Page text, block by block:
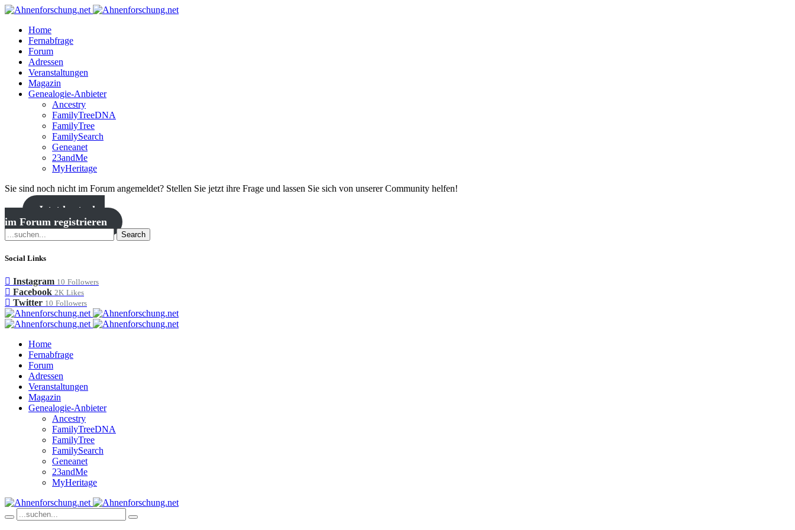
Home
Fernabfrage
Forum
Adressen
Veranstaltungen
Magazin
Genealogie-Anbieter
Ancestry
FamilyTreeDNA
FamilyTree
FamilySearch
Geneanet
23andMe
MyHeritage
Sie sind noch nicht im Forum angemeldet? Stellen Sie jetzt ihre Frage und lassen Sie sich von unserer Community helfen!
Jetzt kostenlos
im Forum registrieren
Search
Social Links
Instagram 10 Followers
Facebook 2K Likes
Twitter 10 Followers
Home
Fernabfrage
Forum
Adressen
Veranstaltungen
Magazin
Genealogie-Anbieter
Ancestry
FamilyTreeDNA
FamilyTree
FamilySearch
Geneanet
23andMe
MyHeritage